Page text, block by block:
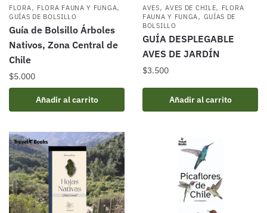
FLORA, FLORA FAUNA Y FUNGA,
GUÍAS DE BOLSILLO
Guía de Bolsillo Árboles
Nativos, Zona Central de
Chile
$5.000
Añadir al carrito
AVES,AVES DE CHILE, FLORA
FAUNA Y FUNGA, GUÍAS DE
BOLSILLO
GUÍA DESPLEGABLE
AVES DE JARDÍN
$3.500
Añadir al carrito